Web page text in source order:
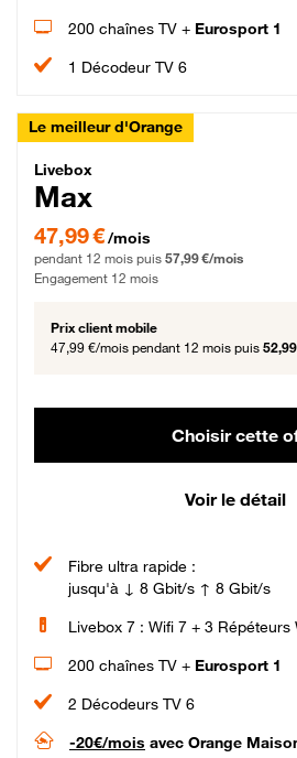
200 chaînes TV + Eurosport 1
1 Décodeur TV 6
Le meilleur d'Orange
Livebox Max Fibre
Livebox
Max
47,99 € par mois pendant 12 mois puis
47,99 €/mois
pendant 12 mois puis 57,99 €/mois
Engagement 12 mois
Prix client mobile
47,99 €/mois pendant 12 mois puis
Choisir cette
Voir le détail
Fibre ultra rapide :
jusqu'à ↓ 8 Gbit/s ↑ 8 Gbit/s
Livebox 7 : Wifi 7 + 3 Répéteurs
200 chaînes TV + Eurosport 1
2 Décodeurs TV 6
-20€/mois avec Orange